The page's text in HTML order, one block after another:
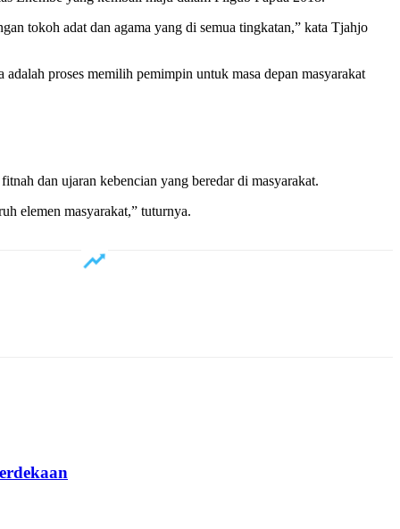
tokoh adat dan agama yang di semua tingkatan,” kata Tjahjo
proses memilih pemimpin untuk masa depan masyarakat
dan ujaran kebencian yang beredar di masyarakat.
elemen masyarakat,” tuturnya.